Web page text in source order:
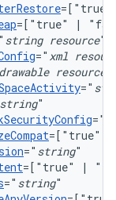
=["true"
=["true"
|
string resource
=" xml
drawable resource
="
string
="
=["true"
=" string
=["true"
|
=" string